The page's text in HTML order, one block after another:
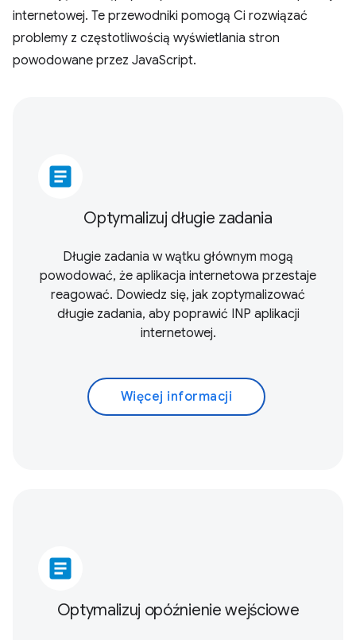
internetowej. Te przewodniki pomogą Ci rozwiązać
problemy z częstotliwością wyświetlania stron
powodowane przez JavaScript.
article
Optymalizuj długie zadania
Długie zadania w wątku głównym mogą
powodować, że aplikacja internetowa przestaje
reagować. Dowiedz się, jak zoptymalizować
długie zadania, aby poprawić INP aplikacji
internetowej.
Więcej informacji
article
Optymalizuj opóźnienie wejściowe